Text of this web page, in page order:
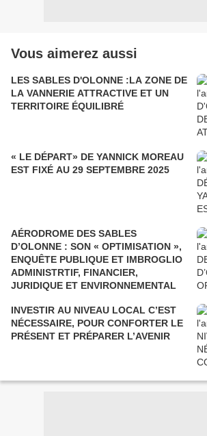
Vous aimerez aussi
LES SABLES D'OLONNE :LA ZONE DE
LA VANNERIE ATTRACTIVE ET UN
TERRITOIRE ÉQUILIBRÉ
« LE DÉPART» DE YANNICK MOREAU
EST FIXÉ AU 29 SEPTEMBRE 2025
AÉRODROME DES SABLES
D’OLONNE : SON « OPTIMISATION »,
ENQUÊTE PUBLIQUE ET IMBROGLIO
ADMINISTRTIF, FINANCIER,
JURIDIQUE ET ENVIRONNEMENTAL
INVESTIR AU NIVEAU LOCAL C’EST
NÉCESSAIRE, POUR CONFORTER LE
PRÉSENT ET PRÉPARER L’AVENIR